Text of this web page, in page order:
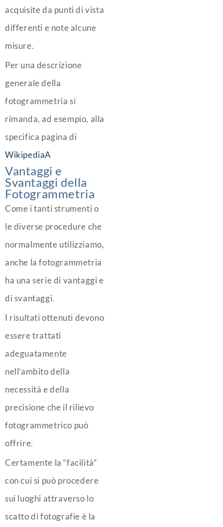
acquisite da punti di vista
differenti e note alcune
misure.
Per una descrizione
generale della
fotogrammetria si
rimanda, ad esempio, alla
specifica pagina di
WikipediaA
Vantaggi e
Svantaggi della
Fotogrammetria
Come i tanti strumenti o
le diverse procedure che
normalmente utilizziamo,
anche la fotogrammetria
ha una serie di vantaggi e
di svantaggi.
I risultati ottenuti devono
essere trattati
adeguatamente
nell’ambito della
necessità e della
precisione che il rilievo
fotogrammetrico può
offrire.
Certamente la “facilità”
con cui si può procedere
sui luoghi attraverso lo
scatto di fotografie è la